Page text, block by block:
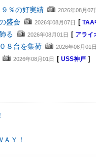
％の好実績 2026年08月07
盛会 2026年08月07日 [ TAA
る 2026年08月01日 [ アライ
８台を集荷 2026年08月01日
2026年08月01日 [ USS神戸 ]
Ｙ！